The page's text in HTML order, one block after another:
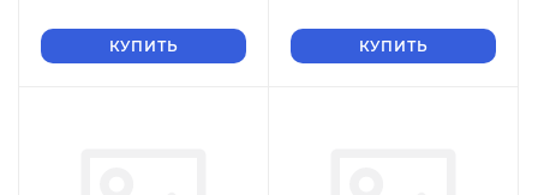
КУПИТЬ КУПИТЬ